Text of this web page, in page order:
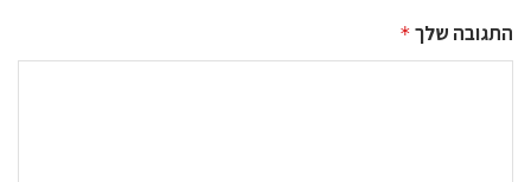
התגובה שלך *